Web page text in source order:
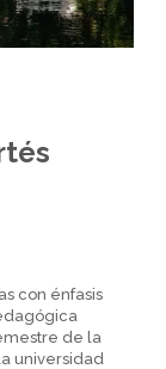
con énfasis
de la
universidad